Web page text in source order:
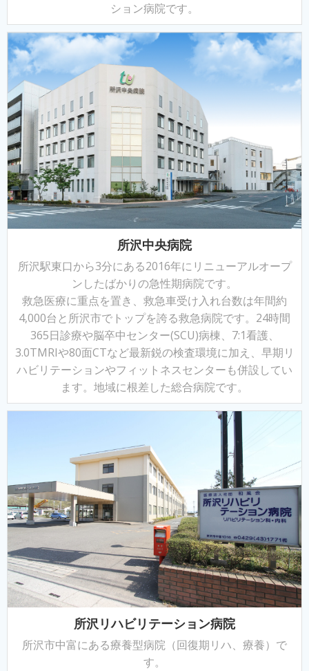
ション病院です。
所沢中央病院
所沢駅東口から3分にある2016年にリニューアルオープ
ンしたばかりの急性期病院です。
救急医療に重点を置き、救急車受け入れ台数は年間約
4,000台と 所沢市でトップを誇る救急病院です。 24時間
365日診療や脳卒中センター(SCU)病棟、7:1看護、
3.0TMRIや80面CTなど最新鋭の検査環境に加え、早期リ
ハビリテーションやフィットネスセンターも併設してい
ます。地域に根差した総合病院です。
所沢リハビリテーション病院
所沢市中富にある療養型病院（回復期リハ、療養）で
す。